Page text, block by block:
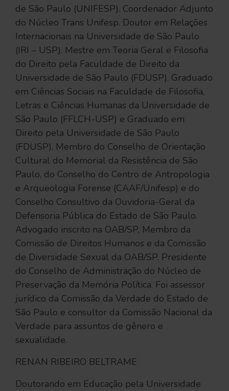
de São Paulo (UNIFESP). Coordenador Adjunto
do Núcleo Trans Unifesp. Doutor em Relações
Internacionais na Universidade de São Paulo
(IRI – USP). Mestre em Teoria Geral e Filosofia
do Direito pela Faculdade de Direito da
Universidade de São Paulo (FDUSP). Graduado
em Ciências Sociais na Faculdade de Filosofia,
Letras e Ciências Humanas da Universidade de
São Paulo (FFLCH-USP) e Graduado em
Direito pela Universidade de São Paulo
(FDUSP). Membro do Conselho de Orientação
Cultural do Memorial da Resistência de São
Paulo, do Conselho do Centro de Antropologia
e Arqueologia Forense (CAAF/Unifesp) e do
Conselho Consultivo da Ouvidoria-Geral da
Defensoria Pública do Estado de São Paulo.
Advogado inscrito na OAB/SP, Membro da
Comissão de Direitos Humanos e da Comissão
de Diversidade Sexual da OAB/SP. Presidente
do Conselho de Administração do Núcleo de
Preservação da Memória Política. Foi assessor
jurídico da Comissão da Verdade do Estado de
São Paulo e consultor da Comissão Nacional da
Verdade para assuntos de gênero e
sexualidade.
RENAN RIBEIRO BELTRAME
Doutorando em Educação pela Universidade